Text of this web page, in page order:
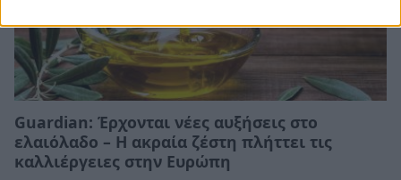
Guardian: Έρχονται νέες αυξήσεις στο
ελαιόλαδο – Η ακραία ζέστη πλήττει τις
καλλιέργειες στην Ευρώπη